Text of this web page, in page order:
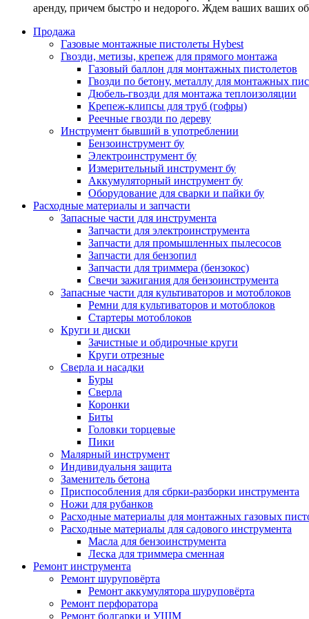
аренду, причем быстро и недорого. Ждем ваших ваших
Продажа
Газовые монтажные пистолеты Hybest
Гвозди, метизы, крепеж для прямого монтажа
Газовый баллон для монтажных пистолетов
Гвозди по бетону, металлу для монтажных
Дюбель-гвозди для монтажа теплоизоляции
Крепеж-клипсы для труб (гофры)
Реечные гвозди по дереву
Инструмент бывший в употреблении
Бензоинструмент бу
Электроинструмент бу
Измерительный инструмент бу
Аккумуляторный инструмент бу
Оборудование для сварки и пайки бу
Расходные материалы и запчасти
Запасные части для инструмента
Запчасти для электроинструмента
Запчасти для промышленных пылесосов
Запчасти для бензопил
Запчасти для триммера (бензокос)
Свечи зажигания для бензоинструмента
Запасные части для культиваторов и мотоблоков
Ремни для культиваторов и мотоблоков
Стартеры мотоблоков
Круги и диски
Зачистные и обдирочные круги
Круги отрезные
Сверла и насадки
Буры
Сверла
Коронки
Биты
Головки торцевые
Пики
Малярный инструмент
Индивидуальня защита
Заменитель бетона
Приспособления для сбрки-разборки инструмента
Ножи для рубанков
Расходные материалы для монтажных газовых
Расходные материалы для садового инструмента
Масла для бензоинструмента
Леска для триммера сменная
Ремонт инструмента
Ремонт шуруповёрта
Ремонт аккумулятора шуруповёрта
Ремонт перфоратора
Ремонт болгарки и УШМ